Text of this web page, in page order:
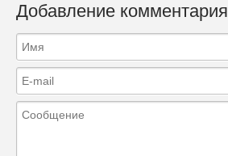
Добавление комментария